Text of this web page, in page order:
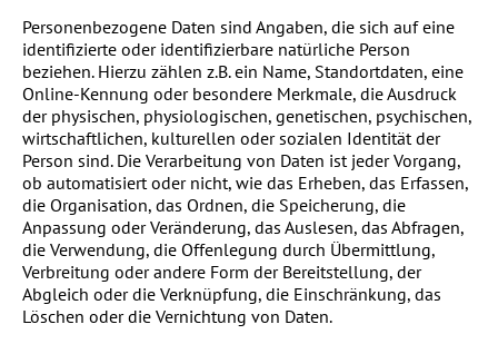
Personenbezogene Daten sind Angaben, die sich auf eine
identifizierte oder identifizierbare natürliche Person
beziehen. Hierzu zählen z.B. ein Name, Standortdaten, eine
Online-Kennung oder besondere Merkmale, die Ausdruck
der physischen, physiologischen, genetischen, psychischen,
wirtschaftlichen, kulturellen oder sozialen Identität der
Person sind. Die Verarbeitung von Daten ist jeder Vorgang,
ob automatisiert oder nicht, wie das Erheben, das Erfassen,
die Organisation, das Ordnen, die Speicherung, die
Anpassung oder Veränderung, das Auslesen, das Abfragen,
die Verwendung, die Offenlegung durch Übermittlung,
Verbreitung oder andere Form der Bereitstellung, der
Abgleich oder die Verknüpfung, die Einschränkung, das
Löschen oder die Vernichtung von Daten.